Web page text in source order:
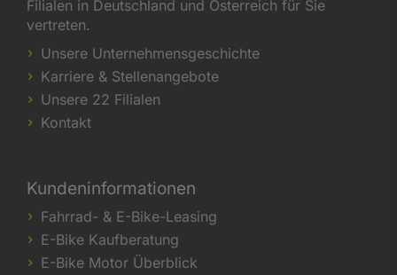
Filialen in Deutschland und Österreich für Sie
vertreten.
Unsere Unternehmensgeschichte
Karriere & Stellenangebote
Unsere 22 Filialen
Kontakt
Kundeninformationen
Fahrrad- & E-Bike-Leasing
E-Bike Kaufberatung
E-Bike Motor Überblick